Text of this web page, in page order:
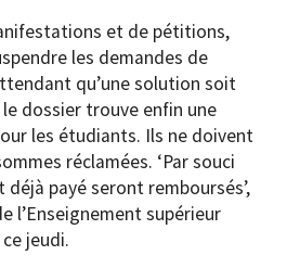
et de pétitions,
les demandes de
qu’une solution soit
dossier trouve enfin une
les étudiants. Ils ne doivent
réclamées. ‘Par souci
déjà payé seront remboursés’,
l’Enseignement supérieur
jeudi.